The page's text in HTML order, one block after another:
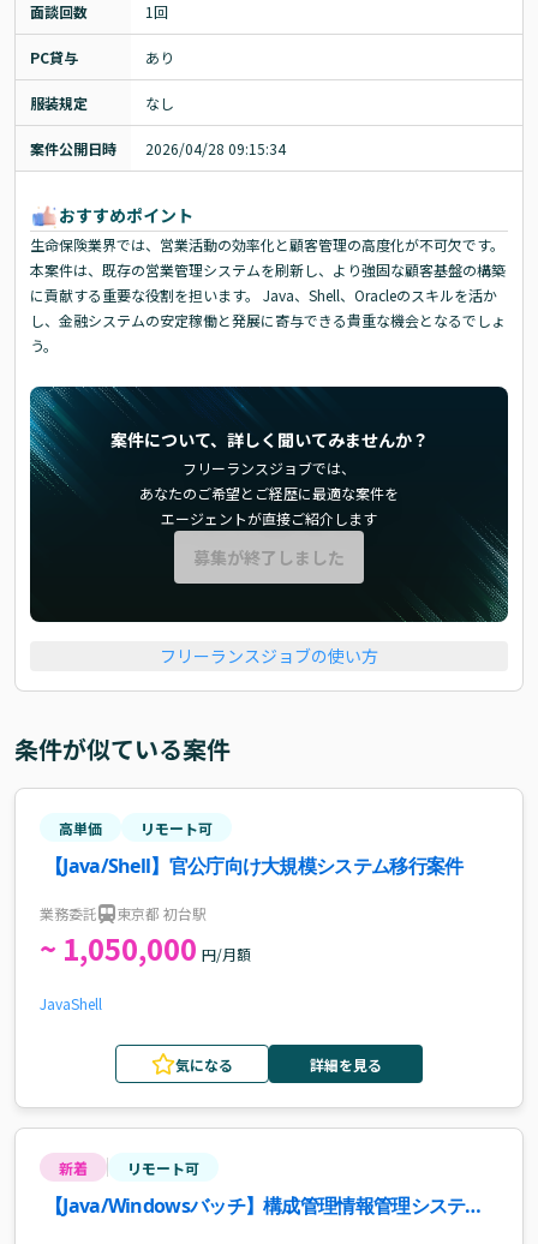
面談回数 1回
PC貸与 あり
服装規定 なし
案件公開日時 2026/04/28 09:15:34
おすすめポイント
生命保険業界では、営業活動の効率化と顧客管理の高度化が不可欠です。
本案件は、既存の営業管理システムを刷新し、より強固な顧客基盤の構築
に貢献する重要な役割を担います。 Java、Shell、Oracleのスキルを活か
し、金融システムの安定稼働と発展に寄与できる貴重な機会となるでしょ
う。
案件について、詳しく聞いてみませんか？
フリーランスジョブでは、
あなたのご希望とご経歴に最適な案件を
エージェントが直接ご紹介します
募集が終了しました
フリーランスジョブの使い方
条件が似ている案件
高単価 リモート可
【Java/Shell】官公庁向け大規模システム移行案件
業務委託 東京都 初台駅
~ 1,050,000 円/月額
JavaShell
気になる 詳細を見る
新着 リモート可
【Java/Windowsバッチ】構成管理情報管理システム